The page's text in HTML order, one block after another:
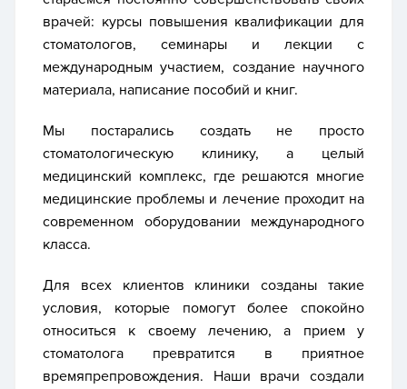
врачей: курсы повышения квалификации для
стоматологов, семинары и лекции с
международным участием, создание научного
материала, написание пособий и книг.
Мы постарались создать не просто
стоматологическую клинику, а целый
медицинский комплекс, где решаются многие
медицинские проблемы и лечение проходит на
современном оборудовании международного
класса.
Для всех клиентов клиники созданы такие
условия, которые помогут более спокойно
относиться к своему лечению, а прием у
стоматолога превратится в приятное
времяпрепровождения. Наши врачи создали